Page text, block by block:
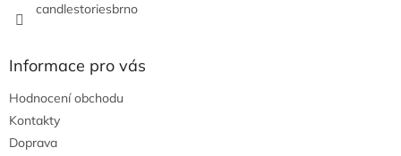
candlestoriesbrno
Informace pro vás
Hodnocení obchodu
Kontakty
Doprava